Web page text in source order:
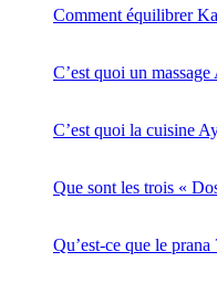
Comment équilibrer
C’est quoi un
C’est quoi la cuisine
Que sont les trois «
Qu’est-ce que le prana